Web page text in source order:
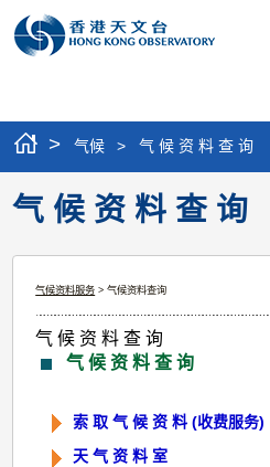
> 气候 > 气 候 资 料 查 询
气 候 资 料 查 询
气候资料服务 > 气候资料查询
气 候 资 料 查 询
气 候 资 料 查 询
索 取 气 候 资 料 (收费服务)
天 气 资 料 室